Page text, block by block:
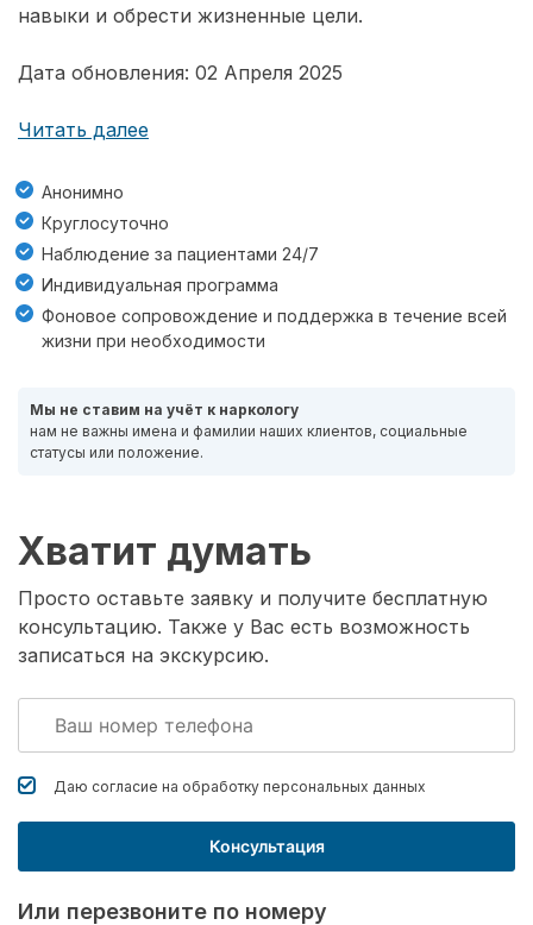
навыки и обрести жизненные цели.
Дата обновления: 02 Апреля 2025
Читать далее
Анонимно
Круглосуточно
Наблюдение за пациентами 24/7
Индивидуальная программа
Фоновое сопровождение и поддержка в течение всей
жизни при необходимости
Мы не ставим на учёт к наркологу
нам не важны имена и фамилии наших клиентов, социальные
статусы или положение.
Хватит думать
Просто оставьте заявку и получите бесплатную
консультацию. Также у Вас есть возможность
записаться на экскурсию.
Даю согласие на обработку персональных данных
Консультация
Или перезвоните по номеру